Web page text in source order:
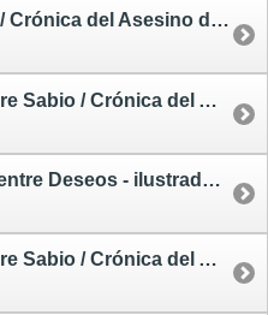
El Nombre del Viento / Crónica del Asesino de Reyes 1 - tapa blanda
El Temor de un Hombre Sabio / Crónica del Asesino de Reyes 2 - tapa blanda
El Estrecho Sendero entre Deseos - ilustrado - tapa blanda
El Temor de un Hombre Sabio / Crónica del Asesino de Reyes 2 - tapa dura pequeña tintada